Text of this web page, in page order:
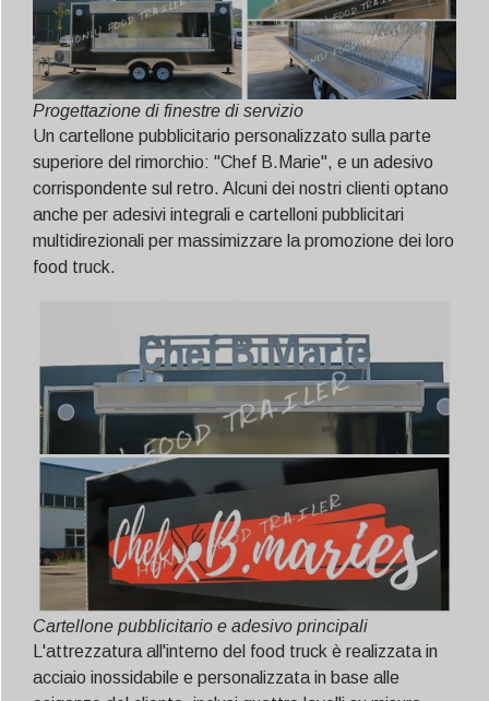
Progettazione di finestre di servizio
Un cartellone pubblicitario personalizzato sulla parte
superiore del rimorchio: "Chef B.Marie", e un adesivo
corrispondente sul retro. Alcuni dei nostri clienti optano
anche per adesivi integrali e cartelloni pubblicitari
multidirezionali per massimizzare la promozione dei loro
food truck.
Cartellone pubblicitario e adesivo principali
L'attrezzatura all'interno del food truck è realizzata in
acciaio inossidabile e personalizzata in base alle